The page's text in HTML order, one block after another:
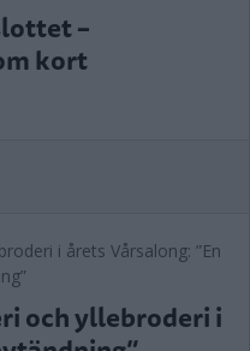
–
kort
och yllebroderi i